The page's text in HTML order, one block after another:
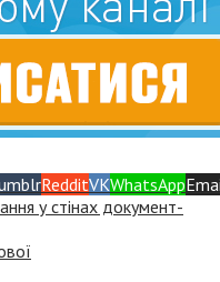
RedditVKWhatsApp
у стінах документ-